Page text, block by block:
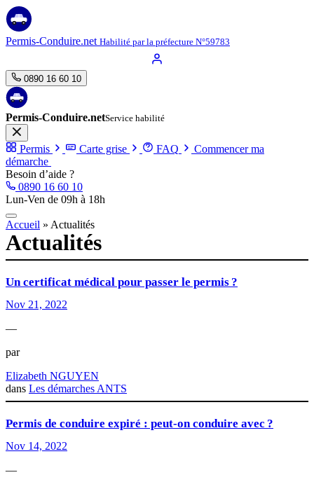
Aller
au
contenu
Permis-Conduire.net Habilité par la préfecture N°59783
0890 16 60 10
Permis-Conduire.netService habilité
Permis Carte grise FAQ
Commencer ma
démarche
Besoin d’aide ?
0890 16 60 10
Lun-Ven de 09h à 18h
Accueil » Actualités
Actualités
Un certificat médical pour passer le permis ?
Nov 21, 2022
—
par
Elizabeth NGUYEN
dans Les démarches ANTS
Permis de conduire expiré : peut-on conduire avec ?
Nov 14, 2022
—